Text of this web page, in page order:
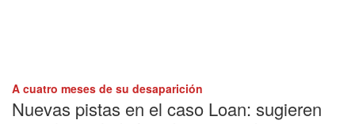
A cuatro meses de su desaparición
Nuevas pistas en el caso Loan: sugieren